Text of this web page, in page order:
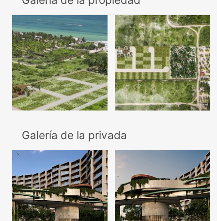
Galería de la privada